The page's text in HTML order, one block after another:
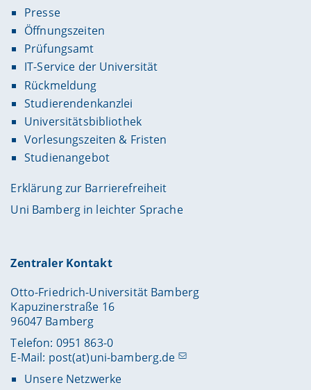
Presse
Öffnungszeiten
Prüfungsamt
IT-Service der Universität
Rückmeldung
Studierendenkanzlei
Universitätsbibliothek
Vorlesungszeiten & Fristen
Studienangebot
Erklärung zur Barrierefreiheit
Uni Bamberg in leichter Sprache
Zentraler Kontakt
Otto-Friedrich-Universität Bamberg
Kapuzinerstraße 16
96047 Bamberg
Telefon: 0951 863-0
E-Mail: post(at)uni-bamberg.de
Unsere Netzwerke